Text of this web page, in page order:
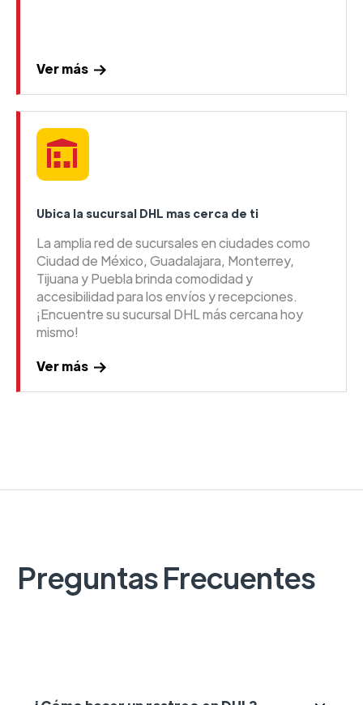
Ver más
Ubica la sucursal DHL mas cerca de ti
La amplia red de sucursales en ciudades como
Ciudad de México, Guadalajara, Monterrey,
Tijuana y Puebla brinda comodidad y
accesibilidad para los envíos y recepciones.
¡Encuentre su sucursal DHL más cercana hoy
mismo!
Ver más
Preguntas Frecuentes